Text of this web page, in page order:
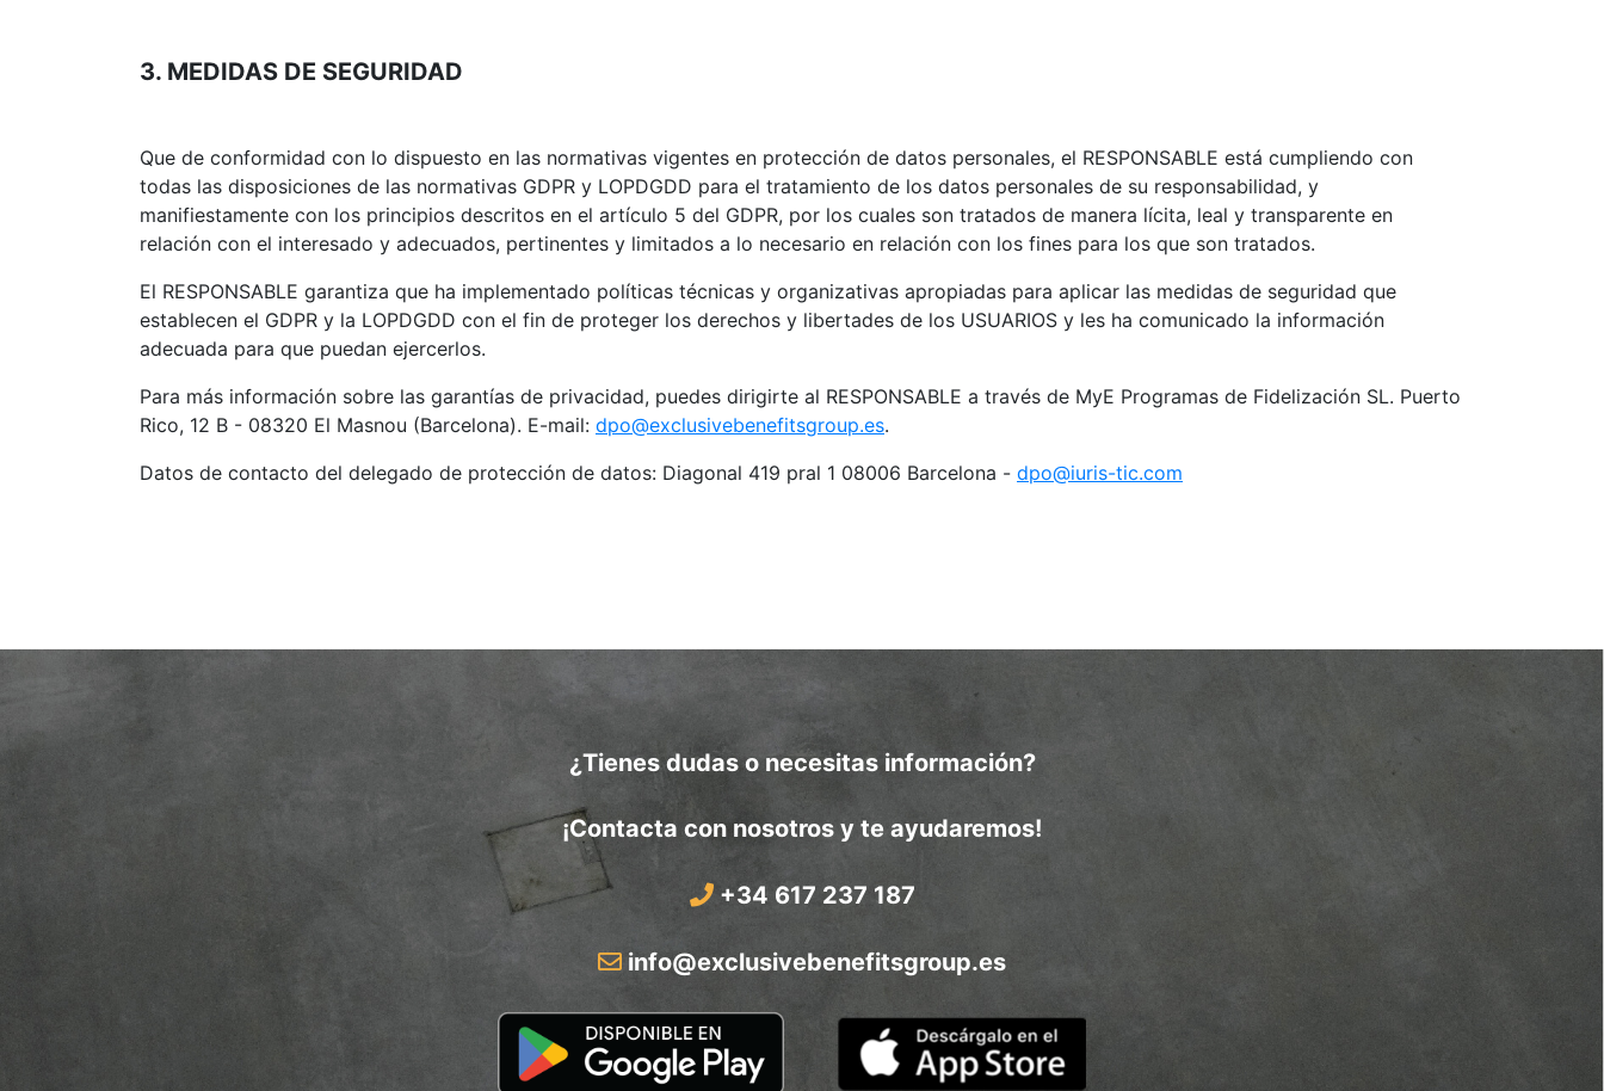
3. MEDIDAS DE SEGURIDAD
Que de conformidad con lo dispuesto en las normativas vigentes en protección de datos personales, el RESPONSABLE está cumpliendo con
todas las disposiciones de las normativas GDPR y LOPDGDD para el tratamiento de los datos personales de su responsabilidad, y
manifiestamente con los principios descritos en el artículo 5 del GDPR, por los cuales son tratados de manera lícita, leal y transparente en
relación con el interesado y adecuados, pertinentes y limitados a lo necesario en relación con los fines para los que son tratados.
El RESPONSABLE garantiza que ha implementado políticas técnicas y organizativas apropiadas para aplicar las medidas de seguridad que
establecen el GDPR y la LOPDGDD con el fin de proteger los derechos y libertades de los USUARIOS y les ha comunicado la información
adecuada para que puedan ejercerlos.
Para más información sobre las garantías de privacidad, puedes dirigirte al RESPONSABLE a través de MyE Programas de Fidelización SL. Puerto
Rico, 12 B - 08320 El Masnou (Barcelona). E-mail: dpo@exclusivebenefitsgroup.es.
Datos de contacto del delegado de protección de datos: Diagonal 419 pral 1 08006 Barcelona - dpo@iuris-tic.com
¿Tienes dudas o necesitas información?
¡Contacta con nosotros y te ayudaremos!
+34 617 237 187
info@exclusivebenefitsgroup.es